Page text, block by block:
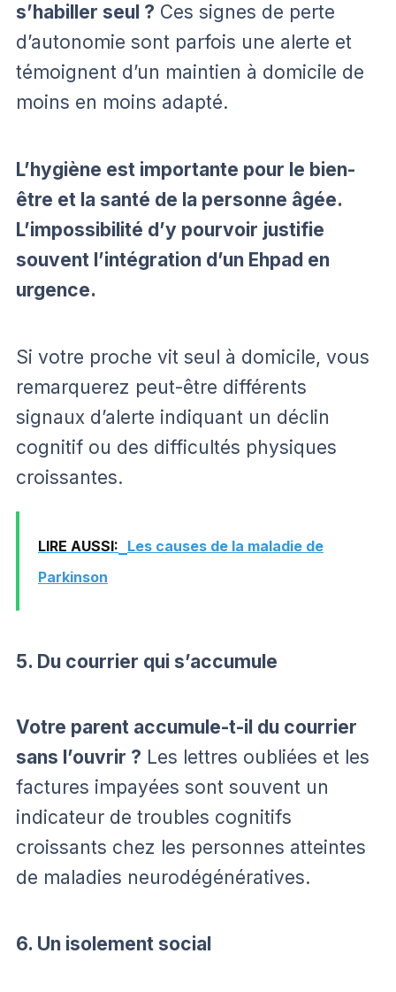
s’habiller seul ? Ces signes de perte
d’autonomie sont parfois une alerte et
témoignent d’un maintien à domicile de
moins en moins adapté.
L’hygiène est importante pour le bien-
être et la santé de la personne âgée.
L’impossibilité d’y pourvoir justifie
souvent l’intégration d’un Ehpad en
urgence.
Si votre proche vit seul à domicile, vous
remarquerez peut-être différents
signaux d’alerte indiquant un déclin
cognitif ou des difficultés physiques
croissantes.
LIRE AUSSI: Les causes de la maladie de
Parkinson
5. Du courrier qui s’accumule
Votre parent accumule-t-il du courrier
sans l’ouvrir ? Les lettres oubliées et les
factures impayées sont souvent un
indicateur de troubles cognitifs
croissants chez les personnes atteintes
de maladies neurodégénératives.
6. Un isolement social